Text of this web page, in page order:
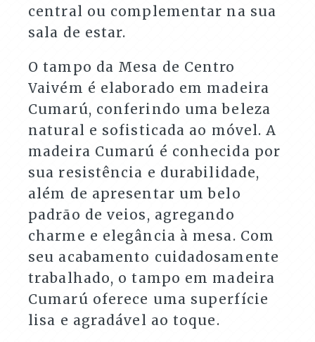
central ou complementar na sua
sala de estar.
O tampo da Mesa de Centro
Vaivém é elaborado em madeira
Cumarú, conferindo uma beleza
natural e sofisticada ao móvel. A
madeira Cumarú é conhecida por
sua resistência e durabilidade,
além de apresentar um belo
padrão de veios, agregando
charme e elegância à mesa. Com
seu acabamento cuidadosamente
trabalhado, o tampo em madeira
Cumarú oferece uma superfície
lisa e agradável ao toque.